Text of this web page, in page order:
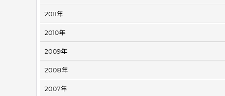
2011年
2010年
2009年
2008年
2007年